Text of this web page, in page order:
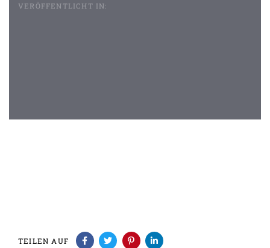
VERÖFFENTLICHT IN:
TEILEN AUF